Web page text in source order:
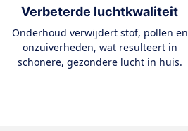
Verbeterde luchtkwaliteit
Onderhoud verwijdert stof, pollen en
onzuiverheden, wat resulteert in
schonere, gezondere lucht in huis.